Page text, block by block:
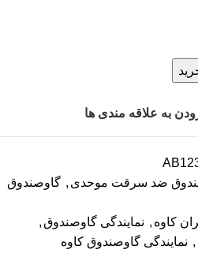
به علاقه مندی ها
ضد سرقت موحدی , گاوصندوق
کاوه , نمایندگی گاوصندوق ,
, نمایندگی گاوصندوق کاوه